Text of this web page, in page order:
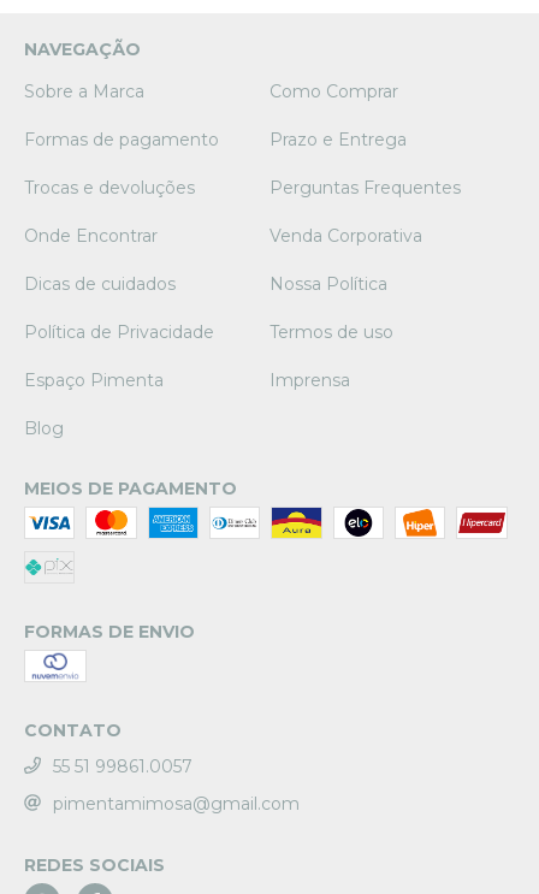
NAVEGAÇÃO
Sobre a Marca
Como Comprar
Formas de pagamento Prazo e Entrega
Trocas e devoluções Perguntas Frequentes
Onde Encontrar Venda Corporativa
Dicas de cuidados Nossa Política
Política de Privacidade Termos de uso
Espaço Pimenta Imprensa
Blog
MEIOS DE PAGAMENTO
FORMAS DE ENVIO
CONTATO
55 51 99861.0057
pimentamimosa@gmail.com
REDES SOCIAIS